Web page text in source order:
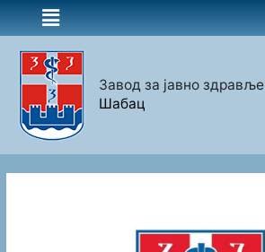
Завод за јавно здравље
Шабац